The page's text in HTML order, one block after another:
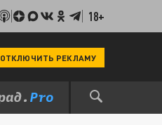
18+
ОТКЛЮЧИТЬ РЕКЛАМУ